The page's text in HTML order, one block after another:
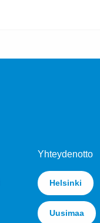
Yhteydenotto
Helsinki
Uusimaa